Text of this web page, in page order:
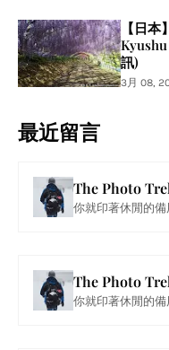
【日
訊)
3月 08,
最近留言
The Photo
你就印著休閒的備
The Photo
你就印著休閒的備